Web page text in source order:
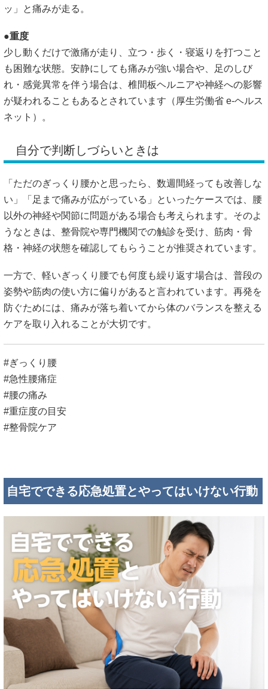
ッ」と痛みが走る。
●重度
少し動くだけで激痛が走り、立つ・歩く・寝返りを打つこと
も困難な状態。安静にしても痛みが強い場合や、足のしび
れ・感覚異常を伴う場合は、椎間板ヘルニアや神経への影響
が疑われることもあるとされています（ 厚生労働省 e-ヘルス
ネット ）。
自分で判断しづらいときは
「ただのぎっくり腰かと思ったら、数週間経っても改善しな
い」「足まで痛みが広がっている」といったケースでは、腰
以外の神経や関節に問題がある場合も考えられます。そのよ
うなときは、整骨院や専門機関での触診を受け、筋肉・骨
格・神経の状態を確認してもらうことが推奨されています。
一方で、軽いぎっくり腰でも何度も繰り返す場合は、普段の
姿勢や筋肉の使い方に偏りがあると言われています。再発を
防ぐためには、痛みが落ち着いてから体のバランスを整える
ケアを取り入れることが大切です。
#ぎっくり腰
#急性腰痛症
#腰の痛み
#重症度の目安
#整骨院ケア
自宅でできる応急処置とやってはいけない行動